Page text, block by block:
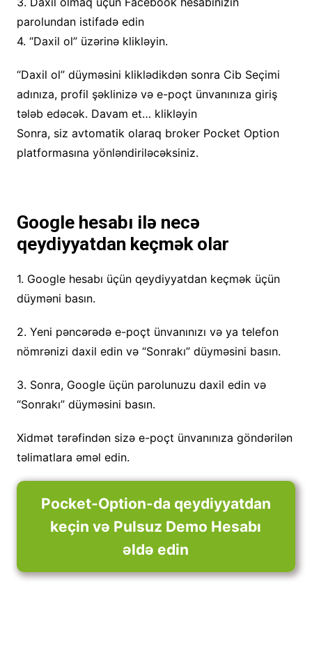
parolundan istifadə edin
4. “Daxil ol” üzərinə klikləyin.
“Daxil ol” düyməsini kliklədikdən sonra Cib Seçimi
adınıza, profil şəklinizə və e-poçt ünvanınıza giriş
tələb edəcək. Davam et… klikləyin
Sonra, siz avtomatik olaraq broker Pocket Option
platformasına yönləndiriləcəksiniz.
Google hesabı ilə necə
qeydiyyatdan keçmək olar
1. Google hesabı üçün qeydiyyatdan keçmək üçün
düyməni basın.
2. Yeni pəncərədə e-poçt ünvanınızı və ya telefon
nömrənizi daxil edin və “Sonrakı” düyməsini basın.
3. Sonra, Google üçün parolunuzu daxil edin və
“Sonrakı” düyməsini basın.
Xidmət tərəfindən sizə e-poçt ünvanınıza göndərilən
təlimatlara əməl edin.
Pocket-Option-da qeydiyyatdan
keçin və Pulsuz Demo Hesabı
əldə edin